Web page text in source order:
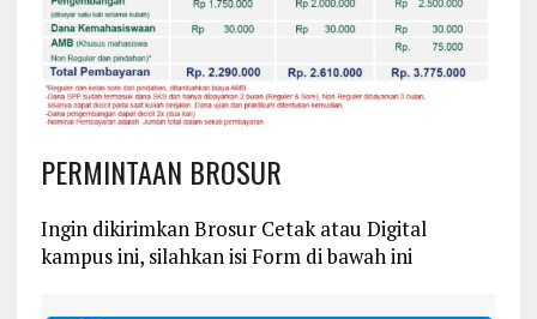
PERMINTAAN BROSUR
Ingin dikirimkan Brosur Cetak atau Digital
kampus ini, silahkan isi Form di bawah ini